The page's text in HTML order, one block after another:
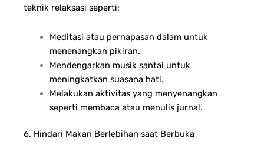
teknik relaksasi seperti:
Meditasi atau pernapasan dalam untuk
menenangkan pikiran.
Mendengarkan musik santai untuk
meningkatkan suasana hati.
Melakukan aktivitas yang menyenangkan
seperti membaca atau menulis jurnal.
6. Hindari Makan Berlebihan saat Berbuka